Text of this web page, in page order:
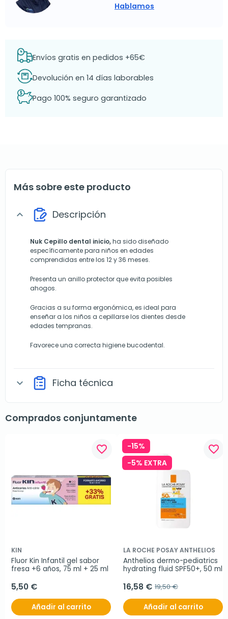
Hablamos
Envíos gratis en pedidos +65€
Devolución en 14 días laborables
Pago 100% seguro garantizado
Más sobre este producto
expand_more Descripción
Nuk Cepillo dental inicio,ha sido diseñado
específicamente para niños en edades
comprendidas entre los 12 y 36 meses.
Presenta un anillo protector que evita posibles
ahogos.
Gracias a su forma ergonómica, es ideal para
enseñar a los niños a cepillarse los dientes desde
edades tempranas.
Favorece una correcta higiene bucodental.
expand_more Ficha técnica
Comprados conjuntamente
favorite_border
KIN
Fluor Kin Infantil gel sabor
fresa +6 años, 75 ml + 25 ml
5,50 €
Añadir al carrito
-15%
-5% EXTRA
favorite_border
LA ROCHE POSAY ANTHELIOS
Anthelios dermo-pediatrics
hydrating fluid SPF50+, 50 ml
16,58 € 19,50 €
Añadir al carrito